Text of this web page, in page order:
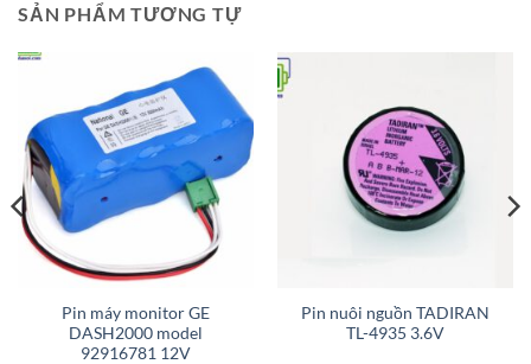
SẢN PHẨM TƯƠNG TỰ
Pin máy monitor GE
DASH2000 model
92916781 12V
Pin nuôi nguồn TADIRAN
TL-4935 3.6V